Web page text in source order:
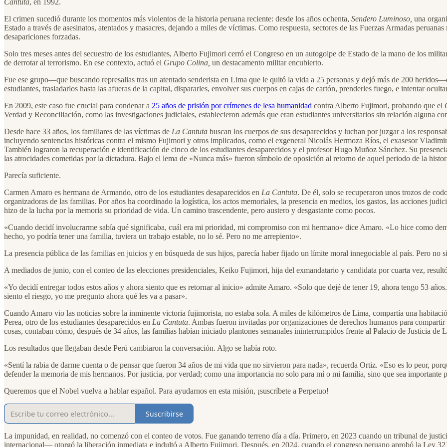
Cantuta, en 1992.
El crimen sucedió durante los momentos más violentos de la historia peruana reciente: desde los años ochenta, Sendero Luminoso, una
Estado a través de asesinatos, atentados y masacres, dejando a miles de víctimas. Como respuesta, sectores de las Fuerzas Armadas
desapariciones forzadas.
Solo tres meses antes del secuestro de los estudiantes, Alberto Fujimori cerró el Congreso en un autogolpe de Estado de la mano de los
de derrotar al terrorismo. En ese contexto, actuó el Grupo Colina, un destacamento militar encubierto.
Fue ese grupo—que buscando represalias tras un atentado senderista en Lima que le quitó la vida a 25 personas y dejó más de 200
estudiantes, trasladarlos hasta las afueras de la capital, dispararles, envolver sus cuerpos en cajas de cartón, prenderles fuego, e intentar
En 2009, este caso fue crucial para condenar a 25 años de prisión por crímenes de lesa humanidad contra Alberto Fujimori, probando que el
Verdad y Reconciliación, como las investigaciones judiciales, establecieron además que eran estudiantes universitarios sin relación alguna
Desde hace 33 años, los familiares de las víctimas de La Cantuta buscan los cuerpos de sus desaparecidos y luchan por juzgar a los
incluyendo sentencias históricas contra el mismo Fujimori y otros implicados, como el exgeneral Nicolás Hermoza Ríos, el exasesor
También lograron la recuperación e identificación de cinco de los estudiantes desaparecidos y el profesor Hugo Muñoz Sánchez. Su
las atrocidades cometidas por la dictadura. Bajo el lema de «Nunca más» fueron símbolo de oposición al retorno de aquel periodo de la
Parecía suficiente.
Carmen Amaro es hermana de Armando, otro de los estudiantes desaparecidos en La Cantuta. De él, solo se recuperaron unos trozos de
organizadoras de las familias. Por años ha coordinado la logística, los actos memoriales, la presencia en medios, los gastos, las acciones
hizo de la lucha por la memoria su prioridad de vida. Un camino trascendente, pero austero y desgastante como pocos.
«Cuando decidí involucrarme sabía qué significaba, cuál era mi prioridad, mi compromiso con mi hermano» dice Amaro. «Lo hice como
hecho, yo podría tener una familia, tuviera un trabajo estable, no lo sé. Pero no me arrepiento».
La presencia pública de las familias en juicios y en búsqueda de sus hijos, parecía haber fijado un límite moral innegociable al país. Pero no
A mediados de junio, con el conteo de las elecciones presidenciales, Keiko Fujimori, hija del exmandatario y candidata por cuarta vez,
«Yo decidí entregar todos estos años y ahora siento que es retornar al inicio» admite Amaro. «Solo que dejé de tener 19, ahora tengo 53
siento el riesgo, yo me pregunto ahora qué les va a pasar».
Cuando Amaro vio las noticias sobre la inminente victoria fujimorista, no estaba sola. A miles de kilómetros de Lima, compartía una
Perea, otro de los estudiantes desaparecidos en La Cantuta. Ambas fueron invitadas por organizaciones de derechos humanos para
cosas, contaban cómo, después de 34 años, las familias habían iniciado plantones semanales ininterrumpidos frente al Palacio de Justicia
Los resultados que llegaban desde Perú cambiaron la conversación. Algo se había roto.
«Sentí la rabia de darme cuenta o de pensar que fueron 34 años de mi vida que no sirvieron para nada», recuerda Ortiz. «Eso es lo peor,
defender la memoria de mis hermanos. Por justicia, por verdad; como una importancia no solo para mí o mi familia, sino que sea importante
Queremos que el Nobel vuelva a hablar español. Para ayudarnos en esta misión, ¡suscríbete a Perpetuo!
Suscribirse
La impunidad, en realidad, no comenzó con el conteo de votos. Fue ganando terreno día a día. Primero, en 2023 cuando un tribunal de
internacional— otorgó la liberación inmediata e indultó a Alberto Fujimori. Después, en 2024, cuando el congreso peruano aprobó la Ley